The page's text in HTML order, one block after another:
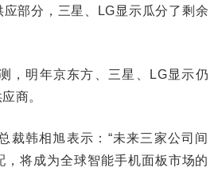
部分，三星、LG显示瓜分了剩余
明年京东方、三星、LG显示仍
商。
韩相旭表示：“未来三家公司间
，将成为全球智能手机面板市场的